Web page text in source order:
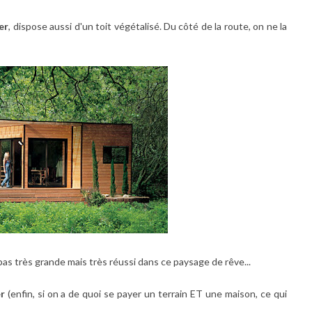
, dispose aussi d'un toit végétalisé. Du côté de la route, on ne la
très grande mais très réussi dans ce paysage de rêve...
(enfin, si on a de quoi se payer un terrain ET une maison, ce qui